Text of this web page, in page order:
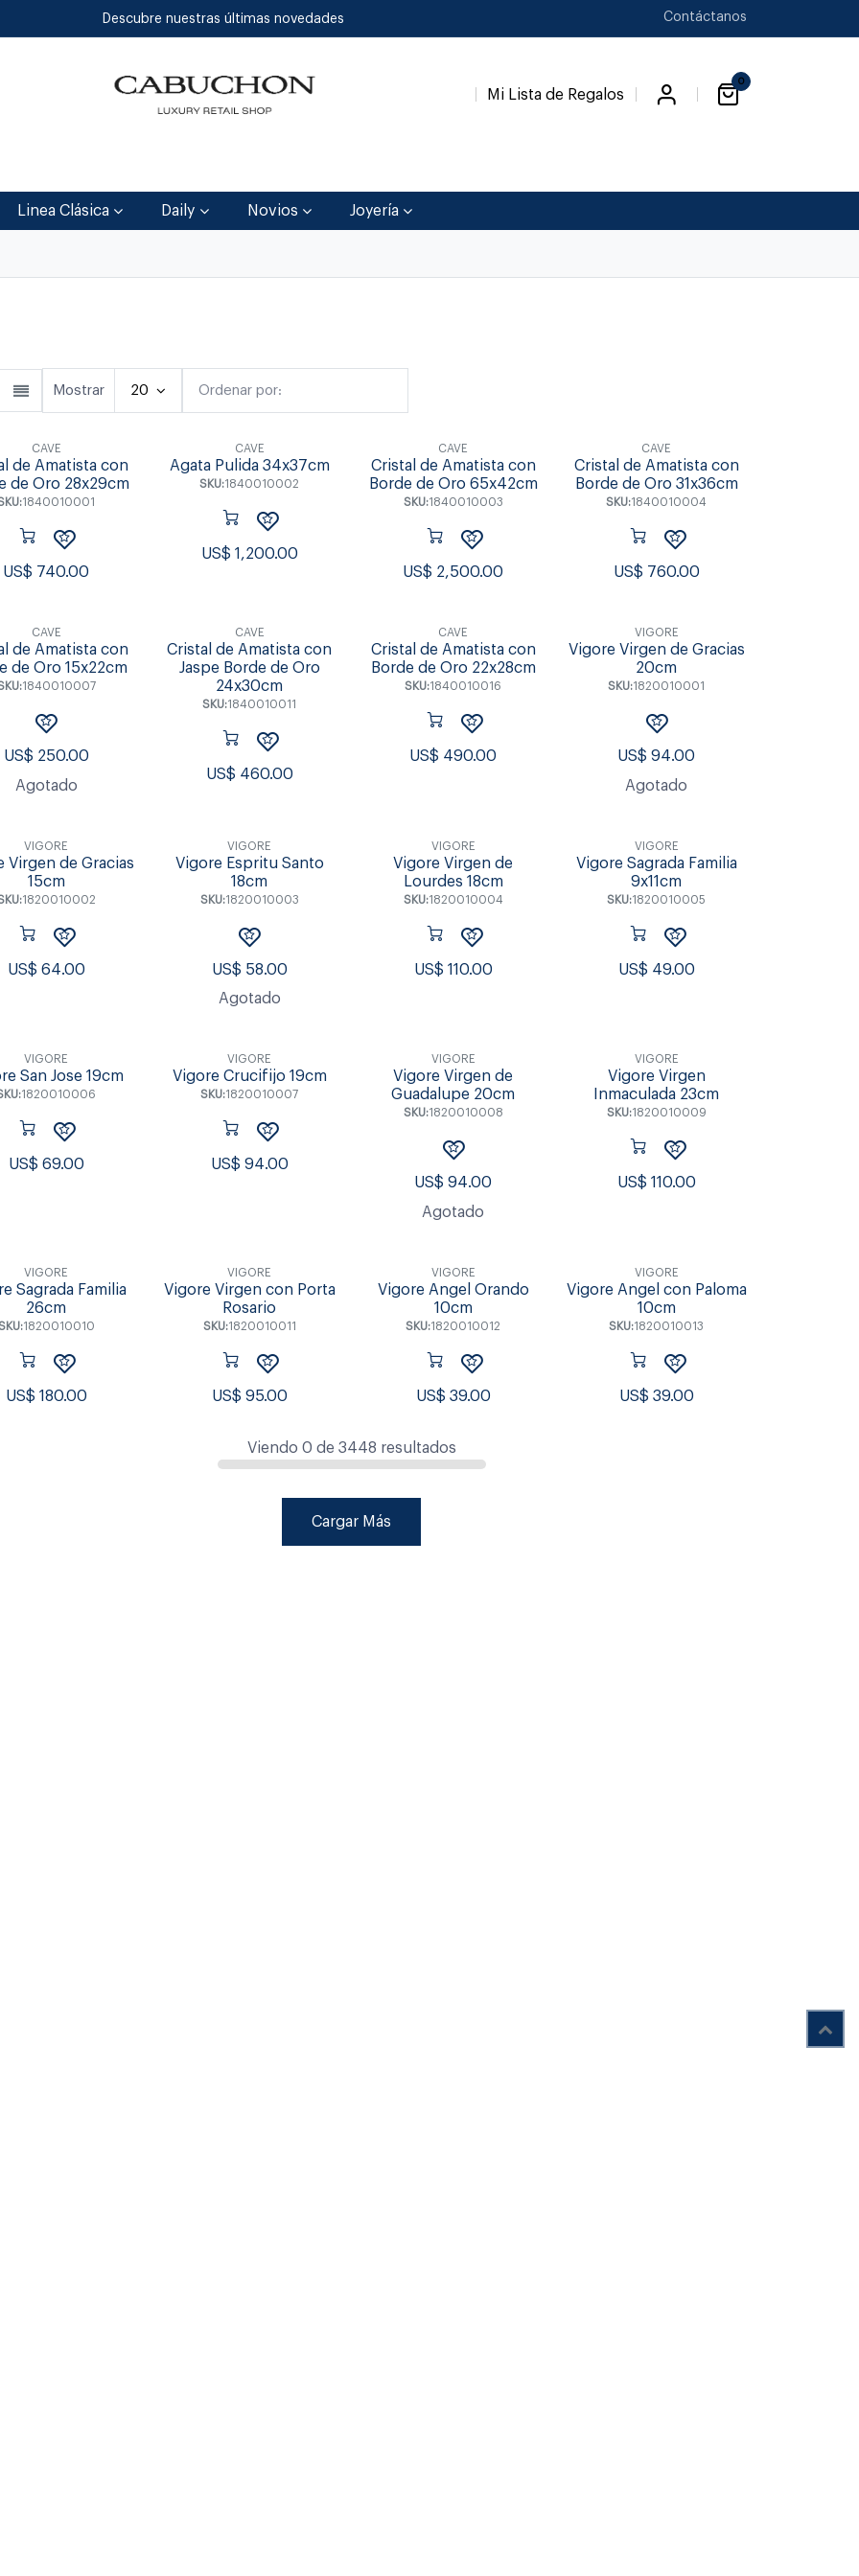
Descubre nuestras últimas novedades Contáctanos
Mi Lista de Regalos
0
Linea Clásica Daily Novios Joyería
Ordenar por:
Mostrar 20
CAVE
de Amatista con
de Oro 28x29cm
1840010001
US$ 740.00
CAVE
Agata Pulida 34x37cm
SKU:1840010002
US$ 1,200.00
CAVE
Cristal de Amatista con
Borde de Oro 65x42cm
SKU:1840010003
US$ 2,500.00
CAVE
Cristal de Amatista con
Borde de Oro 31x36cm
SKU:1840010004
US$ 760.00
CAVE
de Amatista con
de Oro 15x22cm
1840010007
US$ 250.00
Agotado
CAVE
Cristal de Amatista con
Jaspe Borde de Oro
24x30cm
SKU:1840010011
US$ 460.00
CAVE
Cristal de Amatista con
Borde de Oro 22x28cm
SKU:1840010016
US$ 490.00
VIGORE
Vigore Virgen de Gracias
20cm
SKU:1820010001
US$94.00
Agotado
VIGORE
Virgen de Gracias
15cm
1820010002
US$ 64.00
VIGORE
Vigore Espritu Santo
18cm
SKU:1820010003
US$ 58.00
Agotado
VIGORE
Vigore Virgen de
Lourdes 18cm
SKU:1820010004
US$ 110.00
VIGORE
Vigore Sagrada Familia
9x11cm
SKU:1820010005
US$ 49.00
VIGORE
San Jose 19cm
1820010006
US$ 69.00
VIGORE
Vigore Crucifijo 19cm
SKU:1820010007
US$ 94.00
VIGORE
Vigore Virgen de
Guadalupe 20cm
SKU:1820010008
US$94.00
Agotado
VIGORE
Vigore Virgen
Inmaculada 23cm
SKU:1820010009
US$ 110.00
VIGORE
Sagrada Familia
26cm
1820010010
US$ 180.00
VIGORE
Vigore Virgen con Porta
Rosario
SKU:1820010011
US$ 95.00
VIGORE
Vigore Angel Orando
10cm
SKU:1820010012
US$ 39.00
VIGORE
Vigore Angel con Paloma
10cm
SKU:1820010013
US$ 39.00
Viendo 0 de 3448 resultados
Cargar Más